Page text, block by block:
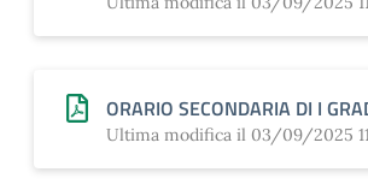
ORARIO SECONDARIA DI I
Ultima modifica il 03/09/2025